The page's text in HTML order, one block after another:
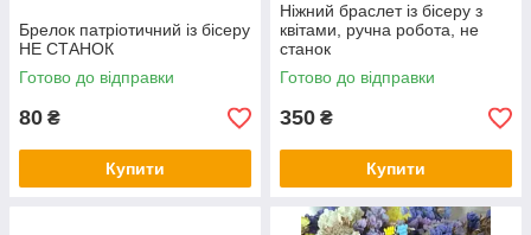
Брелок патріотичний із бісеру
НЕ СТАНОК
Готово до відправки
80 ₴
Купити
Ніжний браслет із бісеру з
квітами, ручна робота, не
станок
Готово до відправки
350 ₴
Купити